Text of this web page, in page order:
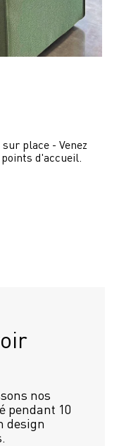
place - Venez
d'accueil.
nos
pendant 10
design